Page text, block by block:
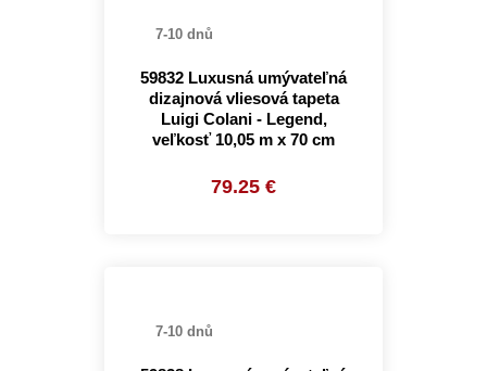
7-10 dnů
59832 Luxusná umývateľná
dizajnová vliesová tapeta
Luigi Colani - Legend,
veľkosť 10,05 m x 70 cm
79.25 €
7-10 dnů